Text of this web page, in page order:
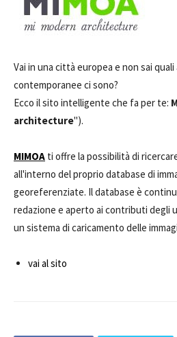
Vai in una città europea e non sai
contemporanee ci sono?
Ecco il sito intelligente che fa per te:
architecture").
MIMOA ti offre la possibilità di
all'interno del proprio database di
georeferenziate. Il database è
redazione e aperto ai contributi degli
un sistema di caricamento delle
vai al sito